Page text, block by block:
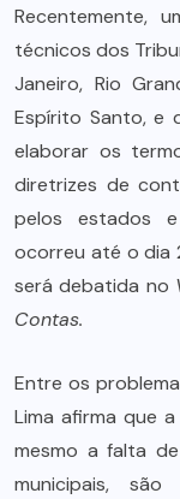
Recentemente,
técnicos dos
Janeiro, Rio
Espírito Santo, e
elaborar os
diretrizes de
pelos estados
ocorreu até o dia
será debatida no
Contas.
Entre os
Lima afirma que
mesmo a falta
municipais,